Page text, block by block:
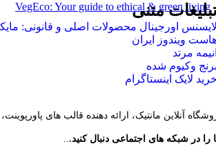
VegEco: Your guide to ethical & green living
متنی
اورجینال محصولات اصلی و قانونی:
ویندوز ایران
مرتد
وکیوم شده
لایک اینستاگرام
آنلاین مانتیک، ارائه دهنده قالب های
را در شبکه های اجتماعی دنبال کنید.